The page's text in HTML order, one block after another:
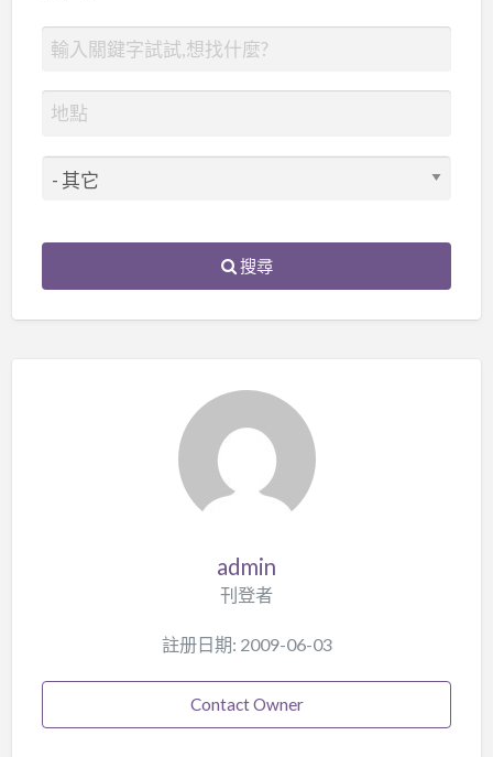
搜尋
admin
刊登者
註册日期: 2009-06-03
Contact Owner